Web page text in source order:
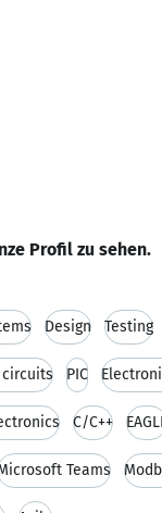
Profil zu sehen.
Design Testing
PIC
C/C++
Teams